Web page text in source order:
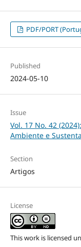
PDF/PORT
Published
2024-05-10
Issue
Vol. 17 No. 42
Ambiente e
Section
Artigos
License
This work is licensed